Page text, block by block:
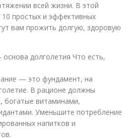
всей жизни. В этой
простых и эффективных
вам прожить долгую, здоровую
долголетия Что есть,
— это фундамент, на
В рационе должны
богатые витаминами,
Уменьшите потребление
напитков и